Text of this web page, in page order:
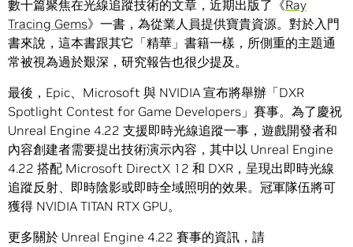
數十篇聚焦在光線追蹤技術的文章，近期出版了《Ray
Tracing Gems》一書，為從業人員提供寶貴資源。對於入門
書來說，這本書跟其它「精華」書籍一樣，所側重的主題通
常被視為過於艱深，研究報告也很少提及。
最後，Epic、Microsoft 與 NVIDIA 宣布將舉辦「DXR
Spotlight Contest for Game Developers」賽事。為了慶祝
Unreal Engine 4.22 支援即時光線追蹤一事，遊戲開發者和
內容創建者需要提出技術演示內容，其中以 Unreal Engine
4.22 搭配 Microsoft DirectX 12 和 DXR，呈現出即時光線
追蹤反射、即時陰影或即時全域照明的效果。冠軍隊伍將可
獲得 NVIDIA TITAN RTX GPU。
更多關於 Unreal Engine 4.22 賽事的資訊，請